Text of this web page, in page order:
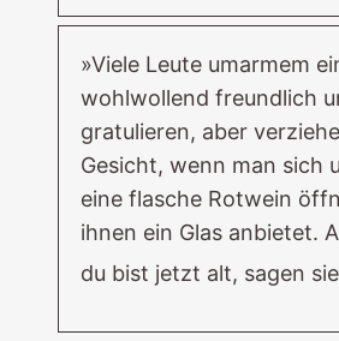
»Viele Leute umarmem
wohlwollend freundlich
gratulieren, aber
Gesicht, wenn man sich
eine flasche Rotwein
ihnen ein Glas anbietet.
du bist jetzt alt, sagen